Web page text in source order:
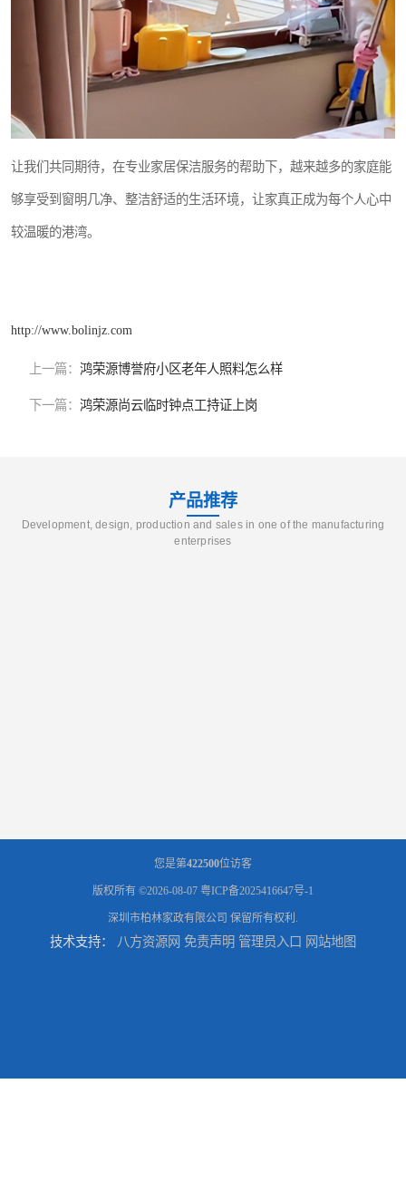
让我们共同期待，在专业家居保洁服务的帮助下，越来越多的家庭能
够享受到窗明几净、整洁舒适的生活环境，让家真正成为每个人心中
较温暖的港湾。
http://www.bolinjz.com
上一篇： 鸿荣源博誉府小区老年人照料怎么样
下一篇： 鸿荣源尚云临时钟点工持证上岗
产品推荐
Development, design, production and sales in one of the manufacturing
enterprises
您是第422500位访客
版权所有 ©2026-08-07 粤ICP备2025416647号-1
深圳市柏林家政有限公司 保留所有权利.
技术支持： 八方资源网 免责声明 管理员入口 网站地图